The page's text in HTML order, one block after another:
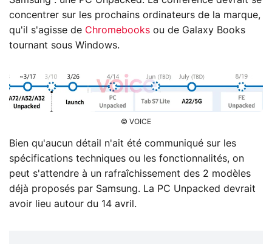
concentrer sur les prochains ordinateurs de la marque,
qu'il s'agisse de Chromebooks ou de Galaxy Books
tournant sous Windows.
© VOICE
Bien qu'aucun détail n'ait été communiqué sur les
spécifications techniques ou les fonctionnalités, on
peut s'attendre à un rafraîchissement des 2 modèles
déjà proposés par Samsung. La PC Unpacked devrait
avoir lieu autour du 14 avril.